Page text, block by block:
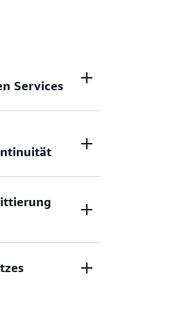
Services
und